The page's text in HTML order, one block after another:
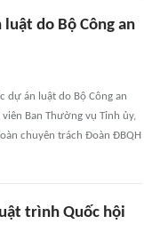
do Bộ Công an
dự án luật do Bộ Công an
Ban Thường vụ Tỉnh ủy,
chuyên trách Đoàn ĐBQH
trình Quốc hội